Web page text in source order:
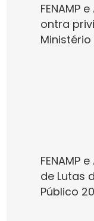
FENAMP
ontra
Ministério
FENAMP
de Lutas
Público